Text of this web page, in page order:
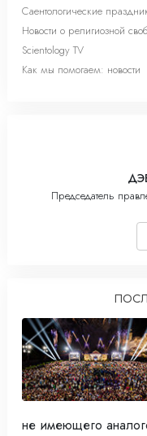
Саентологические
Новости о религиозной
Scientology TV
Как мы помогаем: новости
Председатель
не имеющего